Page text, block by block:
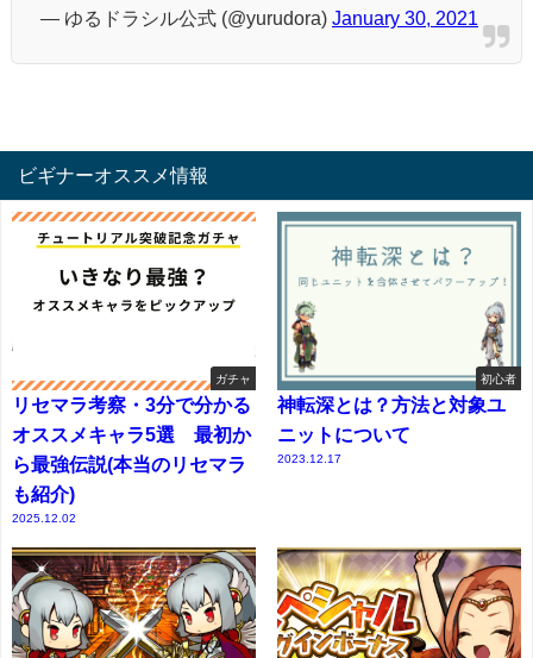
— ゆるドラシル公式 (@yurudora) January 30, 2021
ビギナーオススメ情報
ガチャ
リセマラ考察・3分で分かる
オススメキャラ5選 最初か
ら最強伝説(本当のリセマラ
も紹介)
2025.12.02
初心者
神転深とは？方法と対象ユ
ニットについて
2023.12.17